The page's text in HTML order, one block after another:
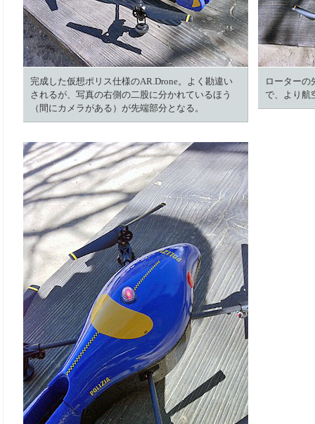
完成した仮想ポリス仕様のAR.Drone。よく勘違い
されるが、写真の右側の二股に分かれているほう
（間にカメラがある）が先端部分となる。
ローターの
で、より航